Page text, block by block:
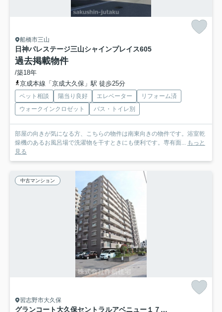
船橋市三山
日神パレステージ三山シャインプレイス605
過去掲載物件
/築18年
京成本線「京成大久保」駅 徒歩25分
ペット相談 陽当り良好 エレベーター
リフォーム済
ウォークインクロゼット
バス・トイレ別
部屋の向きが気になる方、こちらの物件は南東向きの物件です。浴室乾
燥機のあるお風呂場で洗濯物を干すときにも便利です。専有面...
もっと
見る
中古マンション
習志野市大久保
グランコート大久保セントラルアベニュー１７１